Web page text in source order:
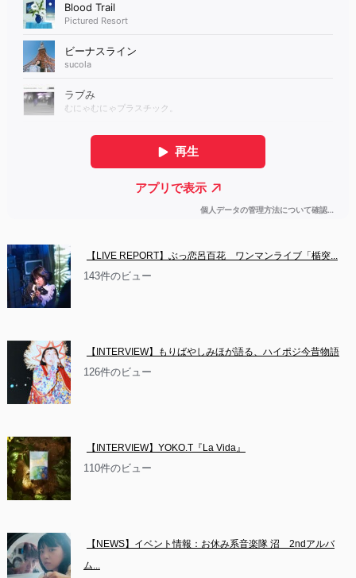
【LIVE REPORT】ぶっ恋呂百花　ワンマンライブ「楯突...
143件のビュー
【INTERVIEW】もりばやしみほが語る、ハイポジ今昔物語
126件のビュー
【INTERVIEW】YOKO.T『La Vida』
110件のビュー
【NEWS】イベント情報：お休み系音楽隊 沼　2ndアルバ
ム...